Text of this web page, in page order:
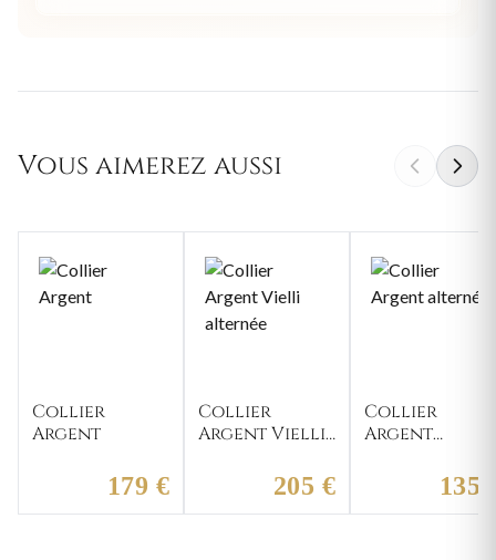
Vous aimerez aussi
Collier
Argent
179 €
Collier
Argent Vielli
205 €
Collier
Argent
135